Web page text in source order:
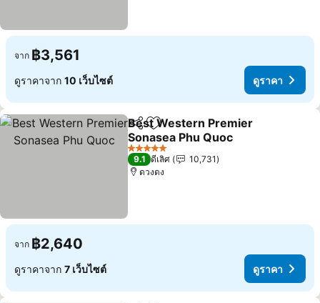
จาก ฿3,561
ดูราคาจาก 10 เว็บไซต์ ดูราคา
แชร์ เพิ่มในรายการโปรด
Best Western Premier
Sonasea Phu Quoc
5 ดาว
9.1 ดีเลิศ
10,731
ดวงดง
จาก ฿2,640
ดูราคาจาก 7 เว็บไซต์ ดูราคา